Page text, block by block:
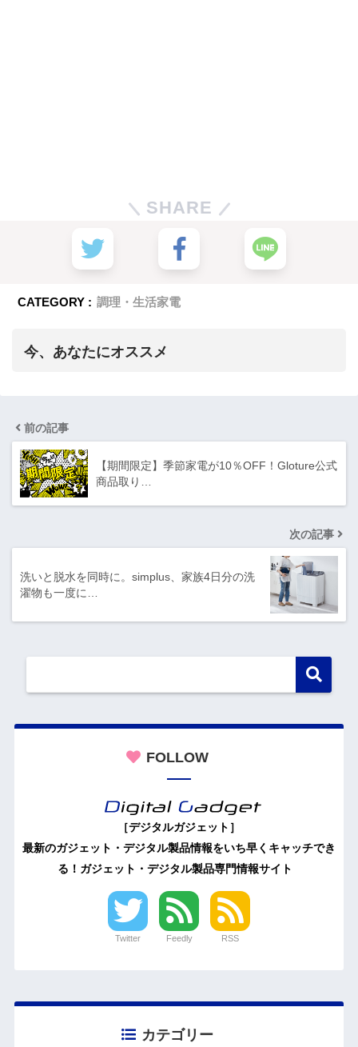
SHARE
CATEGORY : 調理・生活家電
今、あなたにオススメ
前の記事
【期間限定】季節家電が10％OFF！Gloture公式
商品取り…
次の記事
洗いと脱水を同時に。simplus、家族4日分の洗
濯物も一度に…
FOLLOW
［デジタルガジェット］
最新のガジェット・デジタル製品情報をいち早くキャッチでき
る！ガジェット・デジタル製品専門情報サイト
Twitter Feedly RSS
カテゴリー